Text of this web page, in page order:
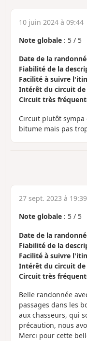
10 juin 2024 à 09:44
Note globale : 5 / 5
Date de la
Fiabilité de la
Facilité à suivre
Intérêt du circuit de
Circuit très
Circuit plutôt
bitume mais pas
27 sept. 2023 à 19:39
Note globale : 5 / 5
Date de la
Fiabilité de la
Facilité à suivre
Intérêt du circuit de
Circuit très
Belle randonnée
passages dans les
aux chasseurs, qui
précaution, nous
Merci pour cette